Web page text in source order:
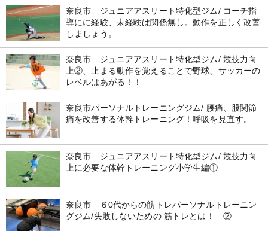
奈良市 ジュニアアスリート特化型ジム/ コーチ指
導にに経験、未経験は関係無し。動作を正しく改善
しましょう。
奈良市 ジュニアアスリート特化型ジム/ 競技力向
上②、止まる動作を覚えることで野球、サッカーの
レベルはあがる！！
奈良市パーソナルトレーニングジム/ 腰痛、股関節
痛を改善する体幹トレーニング！呼吸を見直す。
奈良市 ジュニアアスリート特化型ジム/ 競技力向
上に必要な体幹トレーニング小学生編①
奈良市 ６0代からの筋トレパーソナルトレーニン
グジム/失敗しないための 筋トレとは！ ②